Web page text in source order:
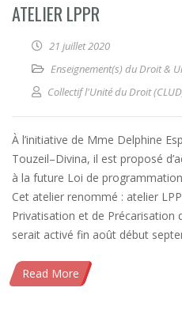
ATELIER LPPR
21 juillet 2020
Enseignement(s) du Droit &
Collectif l'Unité du Droit
À l’initiative de Mme Delphine
Touzeil–Divina, il est proposé
à la future Loi de
Cet atelier renommé : atelier
Privatisation et de Précarisation
serait activé fin août début
Read More